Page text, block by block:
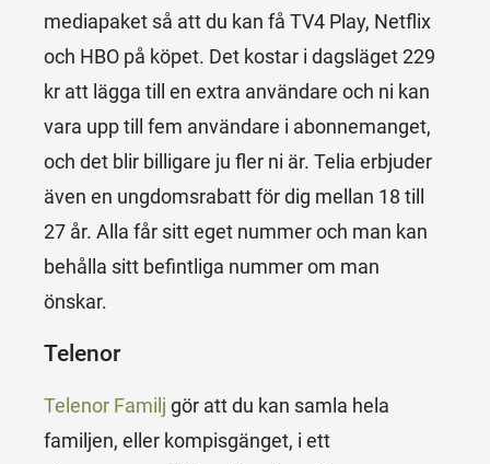
mediapaket så att du kan få TV4 Play, Netflix
och HBO på köpet. Det kostar i dagsläget 229
kr att lägga till en extra användare och ni kan
vara upp till fem användare i abonnemanget,
och det blir billigare ju fler ni är. Telia erbjuder
även en ungdomsrabatt för dig mellan 18 till
27 år. Alla får sitt eget nummer och man kan
behålla sitt befintliga nummer om man
önskar.
Telenor
Telenor Familj gör att du kan samla hela
familjen, eller kompisgänget, i ett